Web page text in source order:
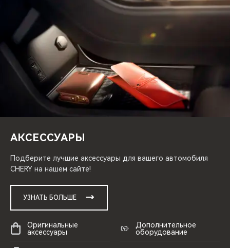
АКСЕССУАРЫ
Подберите лучшие аксессуары для вашего автомобиля
CHERY на нашем сайте!
УЗНАТЬ БОЛЬШЕ
Оригинальные
аксессуары
Дополнительное
оборудование